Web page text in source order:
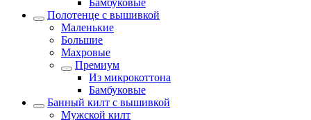
Бамбуковые
Полотенце с вышивкой
Маленькие
Большие
Махровые
Премиум
Из микрокоттона
Бамбуковые
Банный килт с вышивкой
Мужской килт